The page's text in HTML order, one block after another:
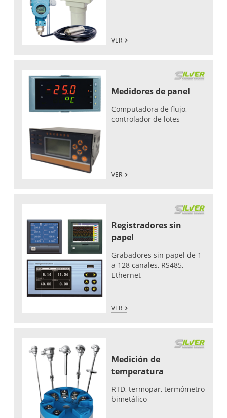
VER
Medidores de panel
Computadora de flujo,
controlador de lotes
VER
Registradores sin
papel
Grabadores sin papel de 1
a 128 canales, RS485,
Ethernet
VER
Medición de
temperatura
RTD, termopar, termómetro
bimetálico